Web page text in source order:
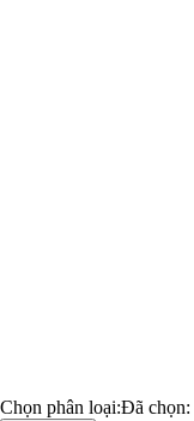
Chọn phân loại:Đã chọn: